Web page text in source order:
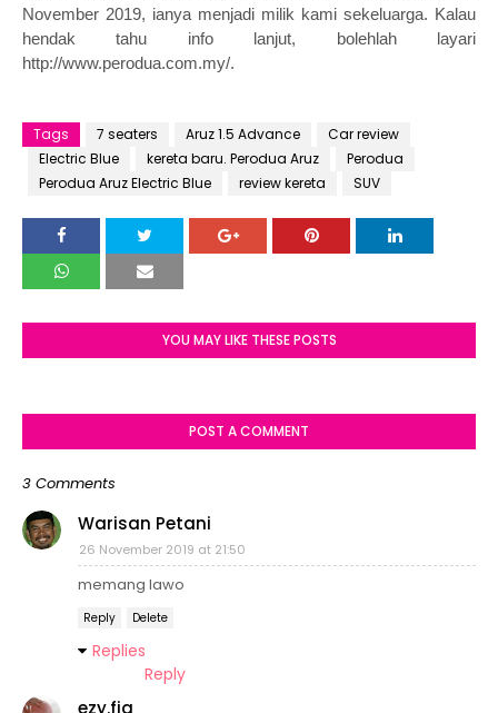
November 2019, ianya menjadi milik kami sekeluarga. Kalau
hendak tahu info lanjut, bolehlah layari
http://www.perodua.com.my/.
Tags 7 seaters Aruz 1.5 Advance
Car review
Electric Blue
kereta baru. Perodua Aruz
Perodua
Perodua Aruz Electric Blue
review kereta SUV
YOU MAY LIKE THESE POSTS
POST A COMMENT
3 Comments
Warisan Petani
26 November 2019 at 21:50
memang lawo
Reply Delete
Replies
Reply
ezy.fia